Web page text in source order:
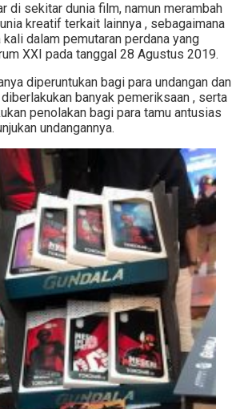
di sekitar dunia film, namun merambah
kreatif terkait lainnya , sebagaimana
dalam pemutaran perdana yang
XXI pada tanggal 28 Agustus 2019.
diperuntukan bagi para undangan dan
banyak pemeriksaan , serta
penolakan bagi para tamu antusias
undangannya.